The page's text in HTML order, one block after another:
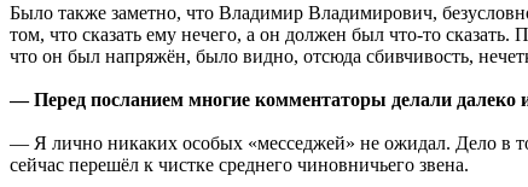
Было также заметно, что Владимир Владимирович,
том, что сказать ему нечего, а он должен был что-то
что он был напряжён, было видно, отсюда сбивчивость,
— Перед посланием многие комментаторы делали
— Я лично никаких особых «месседжей» не ожидал. Дело в
сейчас перешёл к чистке среднего чиновничьего звена.